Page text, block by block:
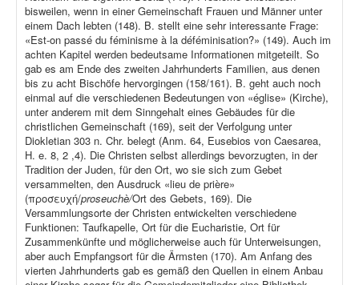
bisweilen, wenn in einer Gemeinschaft Frauen und Männer unter
einem Dach lebten (148). B. stellt eine sehr interessante Frage:
«Est-on passé du féminisme à la déféminisation?» (149). Auch im
achten Kapitel werden bedeutsame Informationen mitgeteilt. So
gab es am Ende des zweiten Jahrhunderts Familien, aus denen
bis zu acht Bischöfe hervorgingen (158/161). B. geht auch noch
einmal auf die verschiedenen Bedeutungen von «église» (Kirche),
unter anderem mit dem Sinngehalt eines Gebäudes für die
christlichen Gemeinschaft (169), seit der Verfolgung unter
Diokletian 303 n. Chr. belegt (Anm. 64, Eusebios von Caesarea,
H. e. 8, 2 ,4). Die Christen selbst allerdings bevorzugten, in der
Tradition der Juden, für den Ort, wo sie sich zum Gebet
versammelten, den Ausdruck «lieu de prière»
(προσευχή/proseuchè/Ort des Gebets, 169). Die
Versammlungsorte der Christen entwickelten verschiedene
Funktionen: Taufkapelle, Ort für die Eucharistie, Ort für
Zusammenkünfte und möglicherweise auch für Unterweisungen,
aber auch Empfangsort für die Ärmsten (170). Am Anfang des
vierten Jahrhunderts gab es gemäß den Quellen in einem Anbau